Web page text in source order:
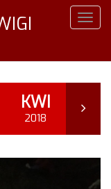
KWI
2018